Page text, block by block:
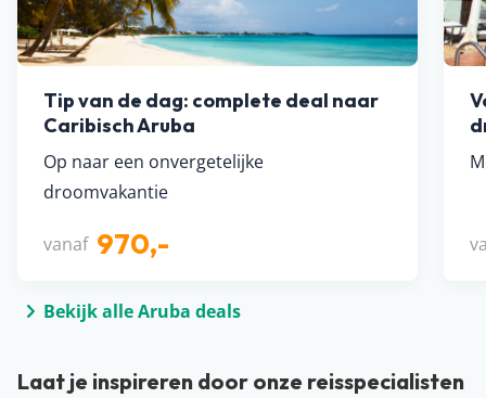
Tip van de dag: complete deal naar
Caribisch Aruba
Op naar een onvergetelijke
droomvakantie
vanaf 970,-
Bekijk alle Aruba deals
Laat je inspireren door onze reisspecialisten